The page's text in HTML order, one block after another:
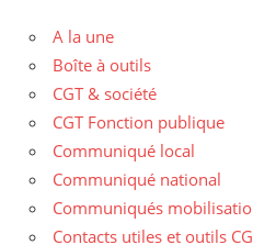
A la une
Boîte à outils
CGT & société
CGT Fonction publique
Communiqué local
Communiqué national
Communiqués
Contacts utiles et outils